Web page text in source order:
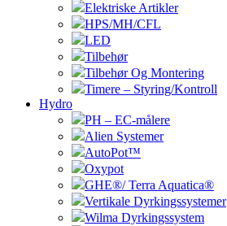
Elektriske Artikler
HPS/MH/CFL
LED
Tilbehør
Tilbehør Og Montering
Timere – Styring/Kontroll
Hydro
PH – EC-målere
Alien Systemer
AutoPot™
Oxypot
GHE®/ Terra Aquatica®
Vertikale Dyrkingssystemer
Wilma Dyrkingssystem